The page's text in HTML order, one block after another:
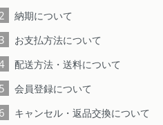
納期について
お支払方法について
配送方法・送料について
会員登録について
キャンセル・返品交換について